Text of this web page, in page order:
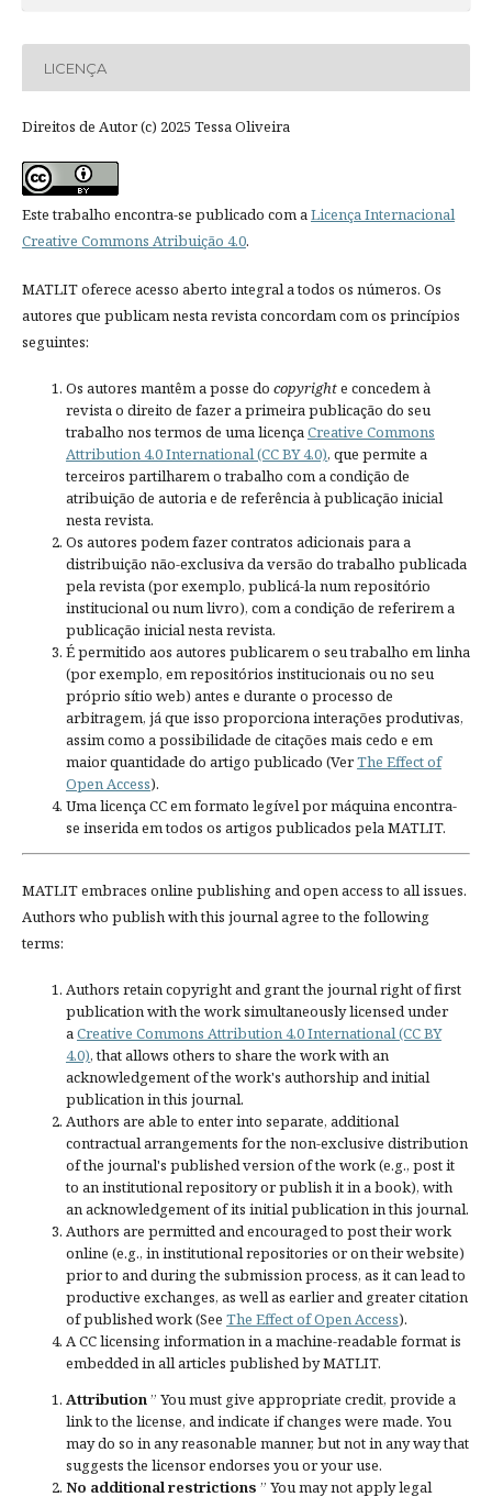
LICENÇA
Direitos de Autor (c) 2025 Tessa Oliveira
Este trabalho encontra-se publicado com aLicença Internacional
Creative Commons Atribuição 4.0.
MATLIT oferece acesso aberto integral a todos os números. Os
autores que publicam nesta revista concordam com os princípios
seguintes:
Os autores mantêm a posse do copyrighte concedem à
revista o direito de fazer a primeira publicação do seu
trabalho nos termos de uma licençaCreative Commons
Attribution 4.0 International (CC BY 4.0), que permite a
terceiros partilharem o trabalho com a condição de
atribuição de autoria e de referência à publicação inicial
nesta revista.
Os autores podem fazer contratos adicionais para a
distribuição não-exclusiva da versão do trabalho publicada
pela revista (por exemplo, publicá-la num repositório
institucional ou num livro), com a condição de referirem a
publicação inicial nesta revista.
É permitido aos autores publicarem o seu trabalho em linha
(por exemplo, em repositórios institucionais ou no seu
próprio sítio web) antes e durante o processo de
arbitragem, já que isso proporciona interações produtivas,
assim como a possibilidade de citações mais cedo e em
maior quantidade do artigo publicado (VerThe Effect of
Open Access).
Uma licença CC em formato legível por máquina encontra-
se inserida em todos os artigos publicados pela MATLIT.
MATLIT embraces online publishing and open access to all issues.
Authors who publish with this journal agree to the following
terms:
Authors retain copyright and grant the journal right of first
publication with the work simultaneously licensed under
aCreative Commons Attribution 4.0 International (CC BY
4.0), that allows others to share the work with an
acknowledgement of the work's authorship and initial
publication in this journal.
Authors are able to enter into separate, additional
contractual arrangements for the non-exclusive distribution
of the journal's published version of the work (e.g., post it
to an institutional repository or publish it in a book), with
an acknowledgement of its initial publication in this journal.
Authors are permitted and encouraged to post their work
online (e.g., in institutional repositories or on their website)
prior to and during the submission process, as it can lead to
productive exchanges, as well as earlier and greater citation
of published work (See The Effect of Open Access).
A CC licensing information in a machine-readable format is
embedded in all articles published by MATLIT.
Attribution” You must give appropriate credit, provide a
link to the license, andindicate if changes were made. You
may do so in any reasonable manner, but not in any way that
suggests the licensor endorses you or your use.
No additional restrictions ” You may not apply legal